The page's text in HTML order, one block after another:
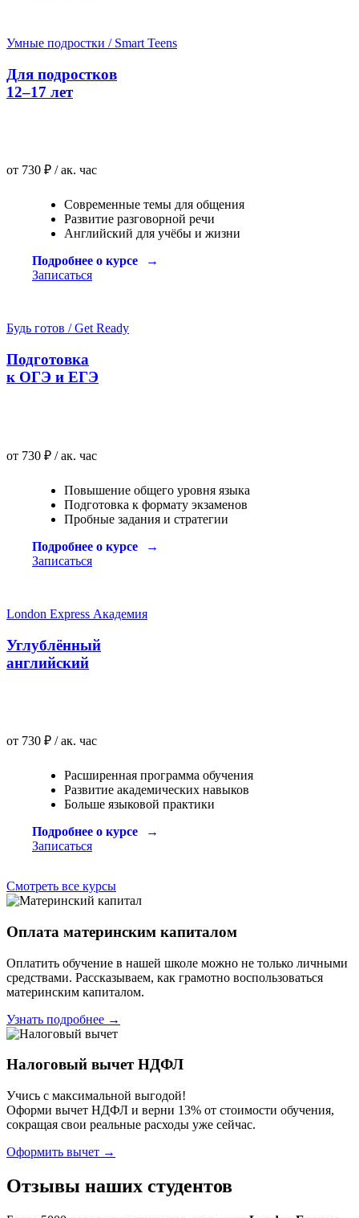
Умные подростки / Smart Teens
Для подростков
12–17 лет
от 730 ₽ / ак. час
Современные темы для общения
Развитие разговорной речи
Английский для учёбы и жизни
Подробнее о курсе
Записаться
Будь готов / Get Ready
Подготовка
к ОГЭ и ЕГЭ
от 730 ₽ / ак. час
Повышение общего уровня языка
Подготовка к формату экзаменов
Пробные задания и стратегии
Подробнее о курсе
Записаться
London Express Академия
Углублённый
английский
от 730 ₽ / ак. час
Расширенная программа обучения
Развитие академических навыков
Больше языковой практики
Подробнее о курсе
Записаться
Смотреть все курсы
Оплата материнским капиталом
Оплатить обучение в нашей школе можно не только личными
средствами. Рассказываем, как грамотно воспользоваться
материнским капиталом.
Узнать подробнее →
Налоговый вычет НДФЛ
Учись с максимальной выгодой!
Оформи вычет НДФЛ и верни 13% от стоимости обучения,
сокращая свои реальные расходы уже сейчас.
Оформить вычет →
Отзывы наших студентов